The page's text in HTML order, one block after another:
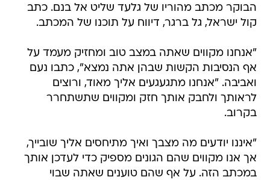
הבוקר מכתב מהוריו של גלעד שליט אל בנם. כתב
קול ישראל, גל ברגר, דיווח על תוכנו של המכתב.
"אנחנו מקווים שאתה במצב טוב ומחזיק מעמד על
אף הנסיבות הקשות שבהן אתה נמצא", כתבו נעם
ואביבה. "אנחנו מתגעגעים אליך מאוד, ורוצים
לראותך ולחבק אותך חזק ומקווים שתשתחרר
בקרוב.
"איננו יודעים מה מצבך ואיך מתיחסים אליך שובייך,
אך אנו מקווים שהם הגונים מספיק כדי לעדכן אותך
במכתב הזה. על אף שהם טוענים שאתה שבוי